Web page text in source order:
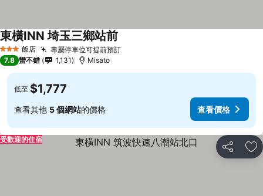
3 星級 飯店 專屬停車位可提前預訂
東橫INN 埼玉三鄉站前
7.8 蠻不錯 1,131 Misato
低至 $1,777
查看其他 5 個網站的價格 查看價格
分享 加
受歡迎的住宿